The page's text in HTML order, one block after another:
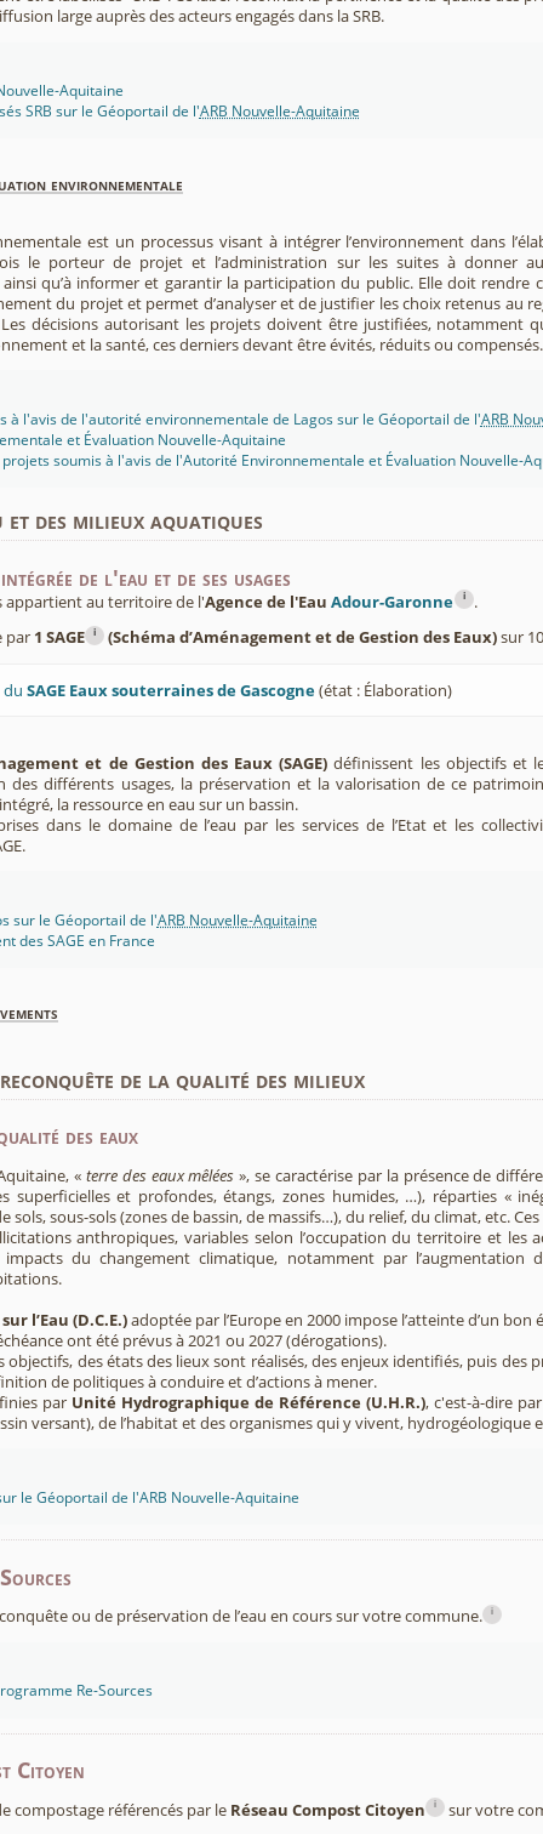
large auprès des acteurs engagés dans la SRB.
Aquitaine
SRB sur le Géoportail de l'ARB Nouvelle-Aquitaine
environnementale
est un processus visant à intégrer l’environnement dans
le porteur de projet et l’administration sur les suites à donner
qu’à informer et garantir la participation du public. Elle doit rendre
du projet et permet d’analyser et de justifier les choix retenus au
décisions autorisant les projets doivent être justifiées, notamment
et la santé, ces derniers devant être évités, réduits ou compensés.
à l'avis de l'autorité environnementale de Lagos sur le Géoportail de l'ARB
et Évaluation Nouvelle-Aquitaine
soumis à l'avis de l'Autorité Environnementale et Évaluation Nouvelle-
des milieux aquatiques
de l'eau et de ses usages
appartient au territoire de l'Agence de l'Eau Adour-Garonne i
.
par 1 SAGE i (Schéma d’Aménagement et de Gestion des Eaux)sur
duSAGE Eaux souterraines de Gascogne(état : Élaboration)
et de Gestion des Eaux (SAGE) définissent les objectifs et
des différents usages, la préservation et la valorisation de ce
la ressource en eau sur un bassin.
dans le domaine de l’eau par les services de l’Etat et les
sur le Géoportail de l'ARB Nouvelle-Aquitaine
des SAGE en France
de la qualité des milieux
des eaux
« terre des eaux mêlées », se caractérise par la présence de
superficielles et profondes, étangs, zones humides, …), réparties «
sols, sous-sols (zones de bassin, de massifs…), du relief, du climat, etc.
anthropiques, variables selon l’occupation du territoire et les
impacts du changement climatique, notamment par l’augmentation
l’Eau (D.C.E.)adoptée par l’Europe en 2000 impose l’atteinte d’un
ont été prévus à 2021 ou 2027 (dérogations).
objectifs, des états des lieux sont réalisés, des enjeux identifiés, puis des
de politiques à conduire et d’actions à mener.
par Unité Hydrographique de Référence (U.H.R.), c'est-à-dire
versant), de l’habitat et des organismes qui y vivent, hydrogéologique
le Géoportail de l'ARB Nouvelle-Aquitaine
ou de préservation de l’eau en cours sur votre commune. i
Re-Sources
Citoyen
compostage référencés par le Réseau Compost Citoyen i
sur votre